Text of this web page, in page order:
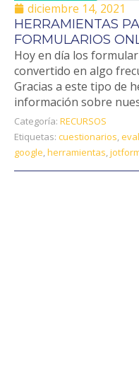
diciembre 14, 2021
HERRAMIENTAS
FORMULARIOS
Hoy en día los
convertido en algo
Gracias a este tipo de
información sobre
Categoría: RECURSOS
Etiquetas: cuestionarios,
google,herramientas,